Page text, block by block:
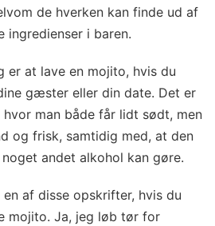
de hverken kan finde ud af
ingredienser i baren.
er at lave en mojito, hvis du
gæster eller din date. Det er
man både får lidt sødt, men
og frisk, samtidig med, at den
andet alkohol kan gøre.
af disse opskrifter, hvis du
mojito. Ja, jeg løb tør for